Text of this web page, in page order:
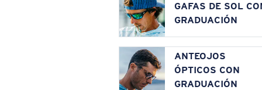
GAFAS DE SOL
GRADUACIÓN
ANTEOJOS
ÓPTICOS CON
GRADUACIÓN